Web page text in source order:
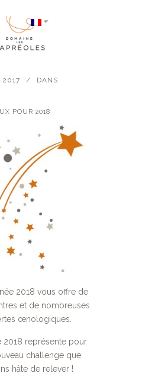
2017
DANS
POUR 2018
2018 vous offre de
et de nombreuses
œnologiques.
2018 représente pour
challenge que
hâte de relever !